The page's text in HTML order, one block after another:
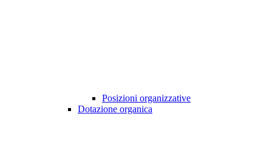
Posizioni organizzative
Dotazione organica